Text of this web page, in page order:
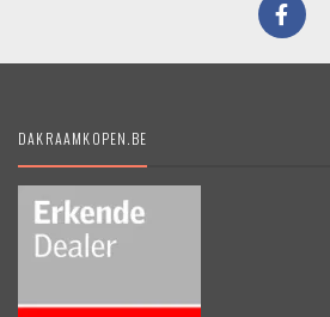
DAKRAAMKOPEN.BE